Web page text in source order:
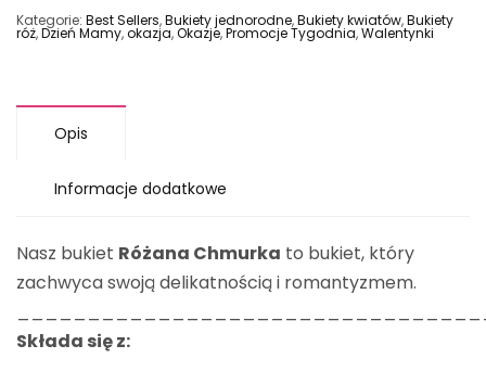
Kategorie: Best Sellers,Bukiety jednorodne,Bukiety kwiatów,Bukiety
róż,Dzień Mamy,okazja,Okazje,Promocje Tygodnia,Walentynki
Opis
Informacje dodatkowe
Nasz bukiet Różana Chmurka to bukiet, który
zachwyca swoją delikatnością i romantyzmem.
Składa się z: